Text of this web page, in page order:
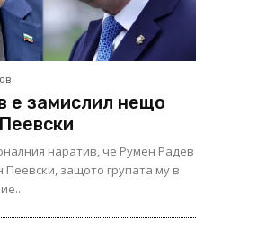
е замислил нещо
наратив, че Румен Радев
Пеевски, защото групата му в